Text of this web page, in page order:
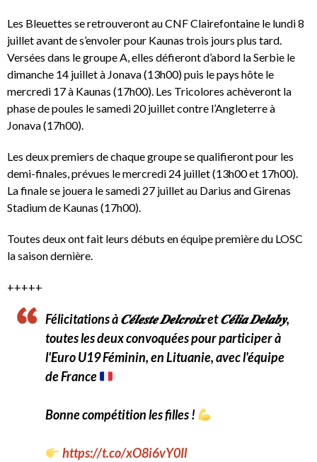
Les Bleuettes se retrouveront au CNF Clairefontaine le lundi 8
juillet avant de s’envoler pour Kaunas trois jours plus tard.
Versées dans le groupe A, elles défieront d’abord la Serbie le
dimanche 14 juillet à Jonava (13h00) puis le pays hôte le
mercredi 17 à Kaunas (17h00). Les Tricolores achèveront la
phase de poules le samedi 20 juillet contre l’Angleterre à
Jonava (17h00).
Les deux premiers de chaque groupe se qualifieront pour les
demi-finales, prévues le mercredi 24 juillet (13h00 et 17h00).
La finale se jouera le samedi 27 juillet au Darius and Girenas
Stadium de Kaunas (17h00).
Toutes deux ont fait leurs débuts en équipe première du LOSC
la saison dernière.
+++++
Félicitations à 𝑪𝒆́𝒍𝒆𝒔𝒕𝒆 𝑫𝒆𝒍𝒄𝒓𝒐𝒊𝒙 et 𝑪𝒆́𝒍𝒊𝒂 𝑫𝒆𝒍𝒂𝒃𝒚,
toutes les deux convoquées pour participer à
l'Euro U19 Féminin, en Lituanie, avec l'équipe
de France
Bonne compétition les filles !
https://t.co/xO8i6vY0Il